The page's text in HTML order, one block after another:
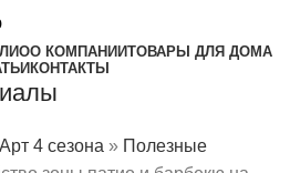
О КОМПАНИИТОВАРЫ ДЛЯ ДОМА
КОНТАКТЫ
4 сезона » Полезные